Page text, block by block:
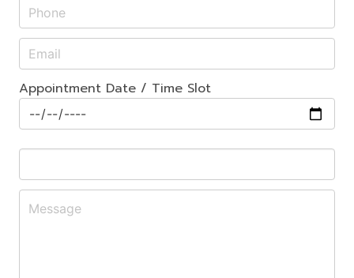
Appointment Date / Time Slot